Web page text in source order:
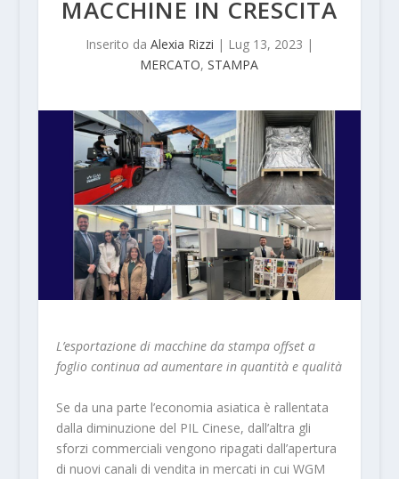
MACCHINE IN CRESCITA
Inserito da Alexia Rizzi | Lug 13, 2023 |
MERCATO,STAMPA
L’esportazione di macchine da stampa offset a
foglio continua ad aumentare in quantità e qualità
Se da una parte l’economia asiatica è rallentata
dalla diminuzione del PIL Cinese, dall’altra gli
sforzi commerciali vengono ripagati dall’apertura
di nuovi canali di vendita in mercati in cui WGM